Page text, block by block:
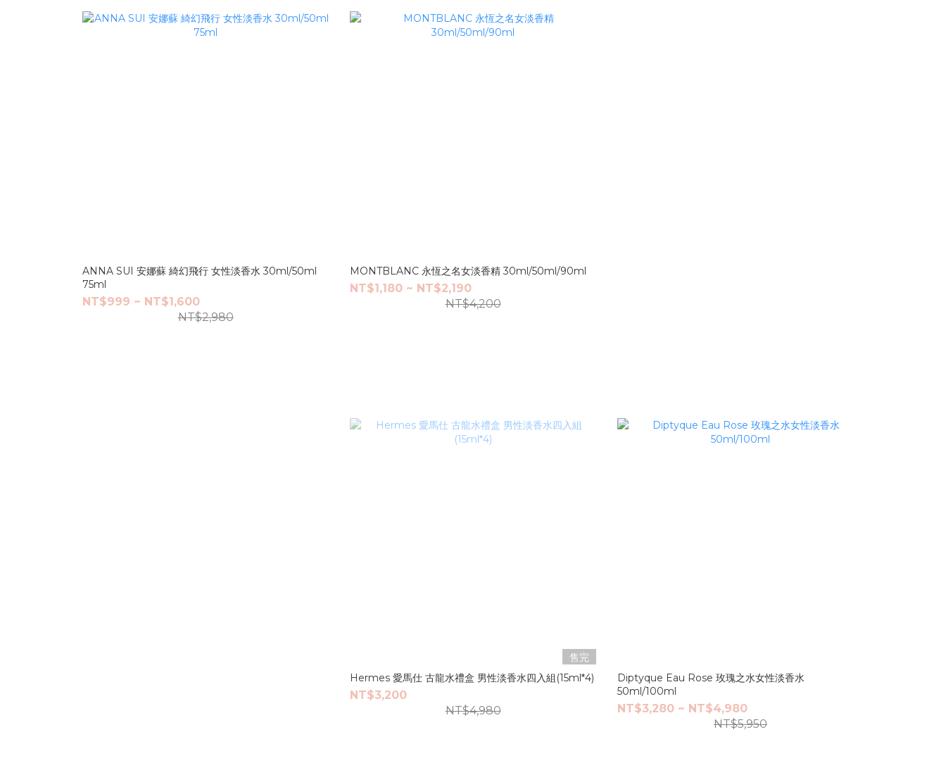
ANNA SUI 安娜蘇 綺幻飛行 女性淡香水 30ml/50ml
75ml
NT$999 ~ NT$1,600
NT$2,980
MONTBLANC 永恆之名女淡香精 30ml/50ml/90ml
NT$1,180 ~ NT$2,190
NT$4,200
售完
Hermes 愛馬仕 古龍水禮盒 男性淡香水四入組(15ml*4)
NT$3,200
NT$4,980
Diptyque Eau Rose 玫瑰之水女性淡香水
50ml/100ml
NT$3,280 ~ NT$4,980
NT$5,950